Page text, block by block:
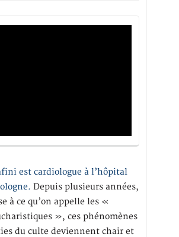
est cardiologue à l’hôpital
Depuis plusieurs années,
à ce qu’on appelle les «
», ces phénomènes
du culte deviennent chair et